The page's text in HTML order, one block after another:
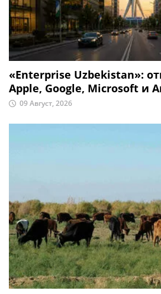
«Enterprise Uzbekistan»:
Apple, Google, Microsoft и
09 Август, 2026